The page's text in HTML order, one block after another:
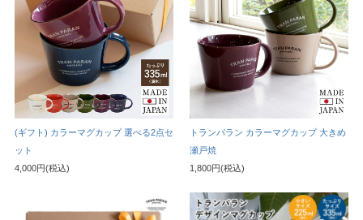
(ギフト) カラーマグカップ 選べる2点セ
ット
4,000円(税込)
トランパラン カラーマグカップ 大きめ
瀬戸焼
1,800円(税込)